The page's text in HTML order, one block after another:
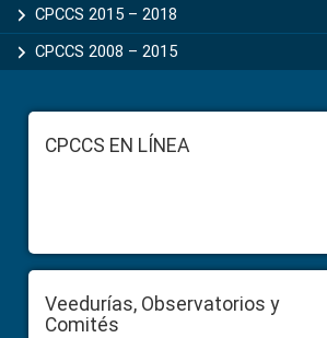
CPCCS 2015 – 2018
CPCCS 2008 – 2015
FooterCPCCS EN LÍNEA
Veedurías, Observatorios y
Comités